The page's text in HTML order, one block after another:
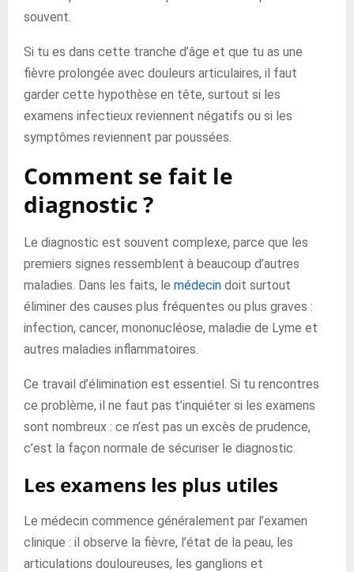
souvent.
Si tu es dans cette tranche d’âge et que tu as une
fièvre prolongée avec douleurs articulaires, il faut
garder cette hypothèse en tête, surtout si les
examens infectieux reviennent négatifs ou si les
symptômes reviennent par poussées.
Comment se fait le
diagnostic ?
Le diagnostic est souvent complexe, parce que les
premiers signes ressemblent à beaucoup d’autres
maladies. Dans les faits, le médecin doit surtout
éliminer des causes plus fréquentes ou plus graves :
infection, cancer, mononucléose, maladie de Lyme et
autres maladies inflammatoires.
Ce travail d’élimination est essentiel. Si tu rencontres
ce problème, il ne faut pas t’inquiéter si les examens
sont nombreux : ce n’est pas un excès de prudence,
c’est la façon normale de sécuriser le diagnostic.
Les examens les plus utiles
Le médecin commence généralement par l’examen
clinique : il observe la fièvre, l’état de la peau, les
articulations douloureuses, les ganglions et